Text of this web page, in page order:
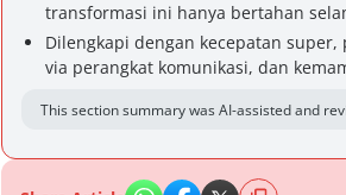
transformasi ini hanya bertahan
Dilengkapi dengan kecepatan
via perangkat komunikasi, dan
This section summary was AI-assisted and